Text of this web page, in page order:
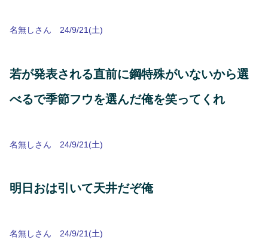
名無しさん 24/9/21(土)
若が発表される直前に鋼特殊がいないから選
べるで季節フウを選んだ俺を笑ってくれ
名無しさん 24/9/21(土)
明日おは引いて天井だぞ俺
名無しさん 24/9/21(土)